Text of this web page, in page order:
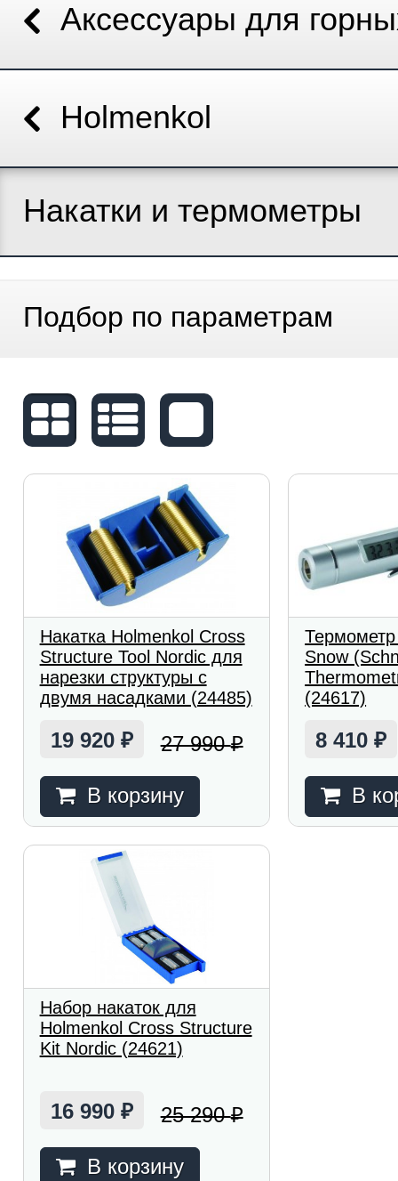
Аксессуары для
Holmenkol
Накатки и термометры
Подбор по параметрам
Накатка Holmenkol Cross
Structure Tool Nordic для
нарезки структуры с
двумя насадками (24485)
19 920 ₽ 27 990₽
В корзину
Snow
(24617)
8 410₽
В
Набор накаток для
Holmenkol Cross Structure
Kit Nordic (24621)
16 990 ₽ 25 290₽
В корзину